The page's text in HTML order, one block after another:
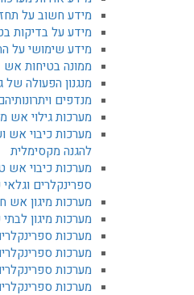
מידע חשוב על
מידע על בדיקות
מידע שימושי על
ממונה בטיחות אש
מנגנון הפעולה של
מנדפים
מערכות גילוי אש
מערכות כיבוי אש
להגנה מקסימלית
מערכות כיבוי אש
ספרינקלרים
מערכות מיגון אש
מערכות מיגון
מערכות
מערכות
מערכות
מערכות